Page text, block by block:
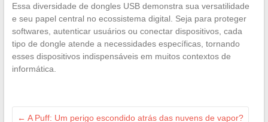
Essa diversidade de dongles USB demonstra sua versatilidade
e seu papel central no ecossistema digital. Seja para proteger
softwares, autenticar usuários ou conectar dispositivos, cada
tipo de dongle atende a necessidades específicas, tornando
esses dispositivos indispensáveis em muitos contextos de
informática.
← A Puff: Um perigo escondido atrás das nuvens de vapor?